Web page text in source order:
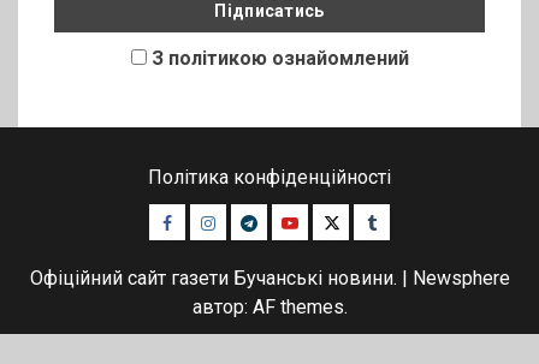
З політикою ознайомлений
Політика конфіденційності
Facebook
Instagram
TelegramYoutubeTwitterTumblr
Офіційний сайт газети Бучанські новини.
Newsphere
автор: AF themes.